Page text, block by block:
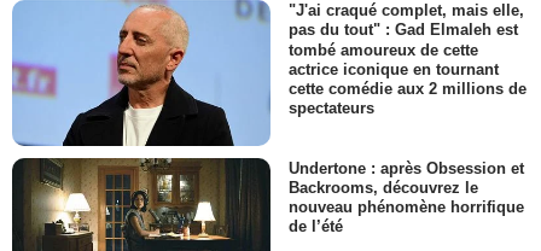
"J'ai craqué complet, mais elle,
pas du tout" : Gad Elmaleh est
tombé amoureux de cette
actrice iconique en tournant
cette comédie aux 2 millions de
spectateurs
Undertone : après Obsession et
Backrooms, découvrez le
nouveau phénomène horrifique
de l’été